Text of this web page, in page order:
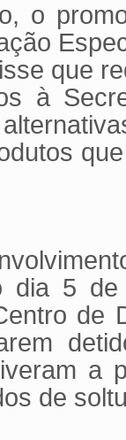
o
que
à
dia 5 de
de
a
de